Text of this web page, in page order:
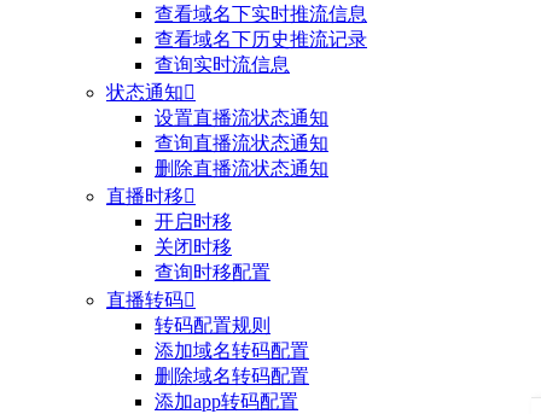
查看域名下实时推流信息
查看域名下历史推流记录
查询实时流信息
状态通知
设置直播流状态通知
查询直播流状态通知
删除直播流状态通知
直播时移
开启时移
关闭时移
查询时移配置
直播转码
转码配置规则
添加域名转码配置
删除域名转码配置
添加app转码配置